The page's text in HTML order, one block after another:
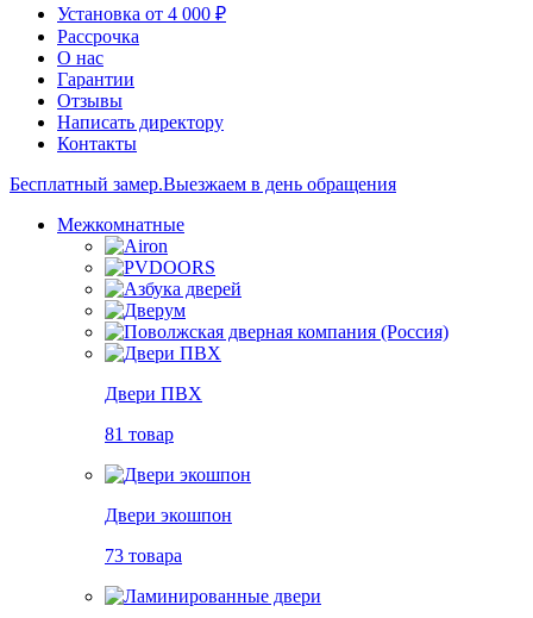
Установка от 4 000 ₽
Рассрочка
О нас
Гарантии
Отзывы
Написать директору
Контакты
Бесплатный замер.Выезжаем в день обращения
Межкомнатные
Двери ПВХ
81 товар
Двери экошпон
73 товара